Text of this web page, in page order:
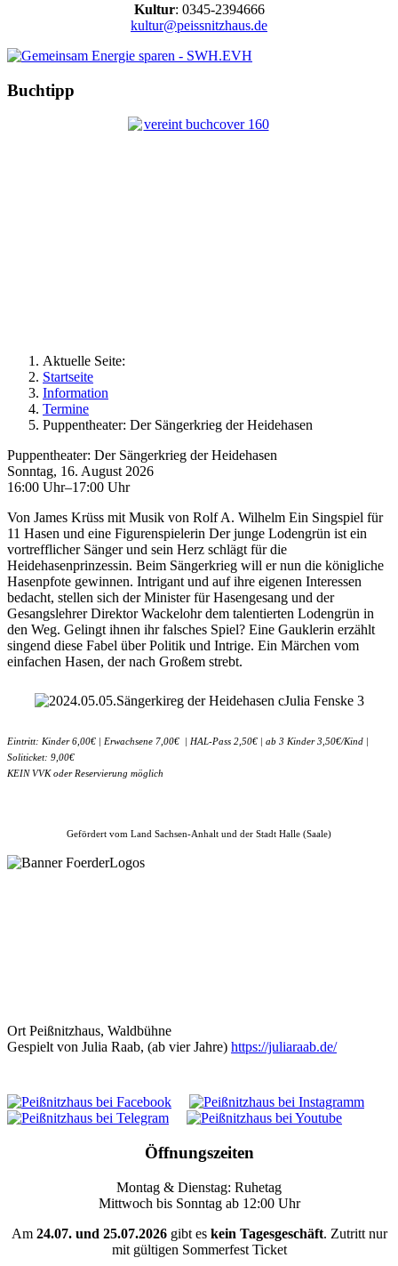
Kultur: 0345-2394666
kultur@peissnitzhaus.de
Buchtipp
Aktuelle Seite:
Startseite
Information
Termine
Puppentheater: Der Sängerkrieg der Heidehasen
Puppentheater: Der Sängerkrieg der Heidehasen
Sonntag, 16. August 2026
16:00 Uhr–17:00 Uhr
Von James Krüss mit Musik von Rolf A. Wilhelm Ein Singspiel für
11 Hasen und eine Figurenspielerin Der junge Lodengrün ist ein
vortrefflicher Sänger und sein Herz schlägt für die
Heidehasenprinzessin. Beim Sängerkrieg will er nun die königliche
Hasenpfote gewinnen. Intrigant und auf ihre eigenen Interessen
bedacht, stellen sich der Minister für Hasengesang und der
Gesangslehrer Direktor Wackelohr dem talentierten Lodengrün in
den Weg. Gelingt ihnen ihr falsches Spiel? Eine Gauklerin erzählt
singend diese Fabel über Politik und Intrige. Ein Märchen vom
einfachen Hasen, der nach Großem strebt.
Eintritt: Kinder 6,00€ | Erwachsene 7,00€ | HAL-Pass 2,50€ | ab 3 Kinder 3,50€/Kind |
Soliticket: 9,00€
KEIN VVK oder Reservierung möglich
Gefördert vom Land Sachsen-Anhalt und der Stadt Halle (Saale)
Ort Peißnitzhaus, Waldbühne
Gespielt von Julia Raab, (ab vier Jahre) https://juliaraab.de/
Öffnungszeiten
Montag & Dienstag: Ruhetag
Mittwoch bis Sonntag ab 12:00 Uhr
Am 24.07. und 25.07.2026gibt eskein Tagesgeschäft. Zutritt nur
mit gültigen Sommerfest Ticket